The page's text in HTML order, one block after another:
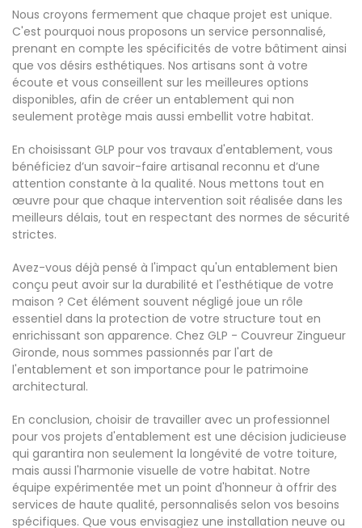
Nous croyons fermement que chaque projet est unique.
C'est pourquoi nous proposons un service personnalisé,
prenant en compte les spécificités de votre bâtiment ainsi
que vos désirs esthétiques. Nos artisans sont à votre
écoute et vous conseillent sur les meilleures options
disponibles, afin de créer un entablement qui non
seulement protège mais aussi embellit votre habitat.
En choisissant GLP pour vos travaux d'entablement, vous
bénéficiez d’un savoir-faire artisanal reconnu et d’une
attention constante à la qualité. Nous mettons tout en
œuvre pour que chaque intervention soit réalisée dans les
meilleurs délais, tout en respectant des normes de sécurité
strictes.
Avez-vous déjà pensé à l'impact qu'un entablement bien
conçu peut avoir sur la durabilité et l'esthétique de votre
maison ? Cet élément souvent négligé joue un rôle
essentiel dans la protection de votre structure tout en
enrichissant son apparence. Chez GLP - Couvreur Zingueur
Gironde, nous sommes passionnés par l'art de
l'entablement et son importance pour le patrimoine
architectural.
En conclusion, choisir de travailler avec un professionnel
pour vos projets d'entablement est une décision judicieuse
qui garantira non seulement la longévité de votre toiture,
mais aussi l'harmonie visuelle de votre habitat. Notre
équipe expérimentée met un point d'honneur à offrir des
services de haute qualité, personnalisés selon vos besoins
spécifiques. Que vous envisagiez une installation neuve ou